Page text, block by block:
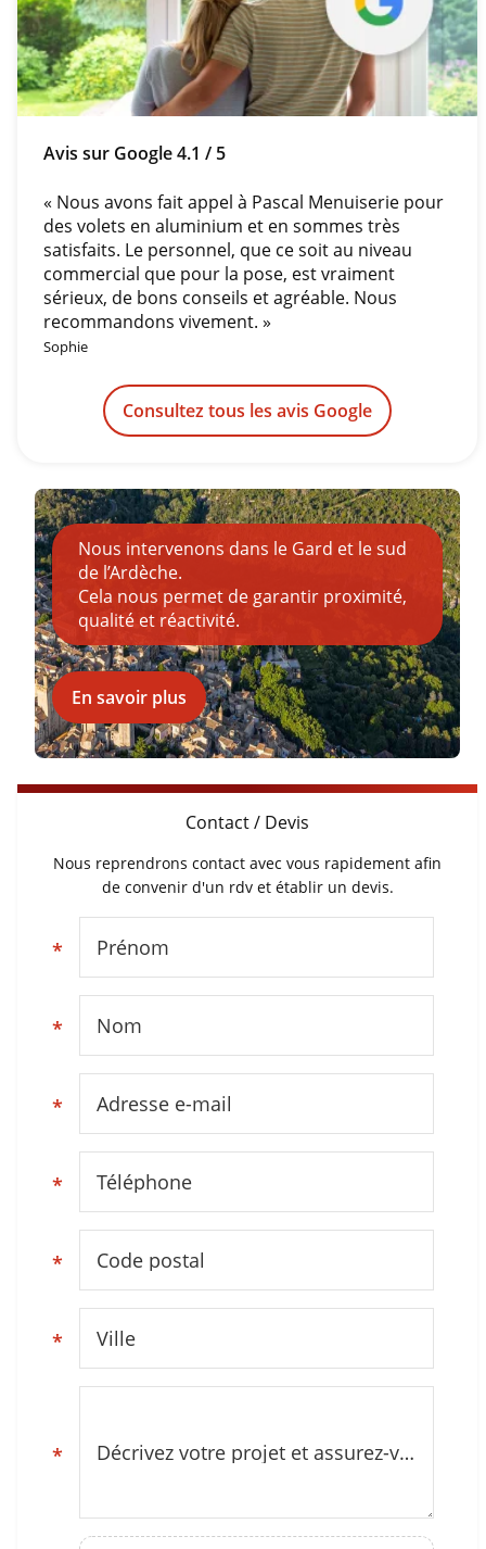
Avis sur Google 4.1 / 5
« Nous avons fait appel à Pascal Menuiserie pour
des volets en aluminium et en sommes très
satisfaits. Le personnel, que ce soit au niveau
commercial que pour la pose, est vraiment
sérieux, de bons conseils et agréable. Nous
recommandons vivement. »
Sophie
Consultez tous les avis Google
Nous intervenons dans le Gard et le sud
de l’Ardèche.
Cela nous permet de garantir proximité,
qualité et réactivité.
En savoir plus
Contact / Devis
Nous reprendrons contact avec vous rapidement afin
de convenir d'un rdv et établir un devis.
* Prénom
* Nom
* Adresse e-mail
* Téléphone
* Code postal
* Ville
* Décrivez votre projet et assurez-vous d’être dans notre zone d’intervention (Gard, Sud Ardèche)